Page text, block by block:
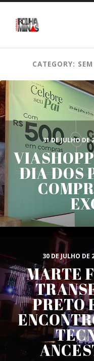
CATEGORY:
31 DE JULHO DE
DIA DOS
30 DE JULHO DE
MARTE
PRETO